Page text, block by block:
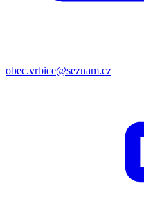
obec.vrbice@seznam.cz